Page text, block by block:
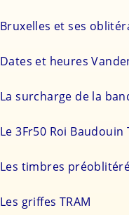
Bruxelles et ses
Dates et heures
La surcharge de la
Le 3Fr50 Roi Baudouin
Les timbres
Les griffes TRAM